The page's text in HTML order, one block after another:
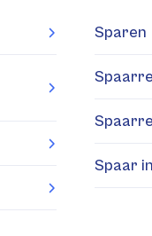
Sparen
Spaar